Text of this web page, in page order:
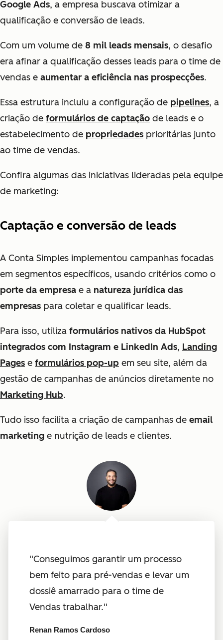
Google Ads, a empresa buscava otimizar a
qualificação e conversão de leads.
Com um volume de 8 mil leads mensais, o desafio
era afinar a qualificação desses leads para o time de
vendas e aumentar a eficiência nas prospecções.
Essa estrutura incluiu a configuração de pipelines, a
criação de formulários de captação de leads e o
estabelecimento de propriedades prioritárias junto
ao time de vendas.
Confira algumas das iniciativas lideradas pela equipe
de marketing:
Captação e conversão de leads
A Conta Simples implementou campanhas focadas
em segmentos específicos, usando critérios como o
porte da empresa e a natureza jurídica das
empresas para coletar e qualificar leads.
Para isso, utiliza formulários nativos da HubSpot
integrados com Instagram e LinkedIn Ads, Landing
Pages e formulários pop-up em seu site, além da
gestão de campanhas de anúncios diretamente no
Marketing Hub.
Tudo isso facilita a criação de campanhas de email
marketing e nutrição de leads e clientes.
''Conseguimos garantir um processo
bem feito para pré-vendas e levar um
dossiê amarrado para o time de
Vendas trabalhar.''
Renan Ramos Cardoso